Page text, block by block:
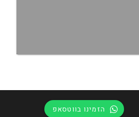
הזמינו בווטסאפ